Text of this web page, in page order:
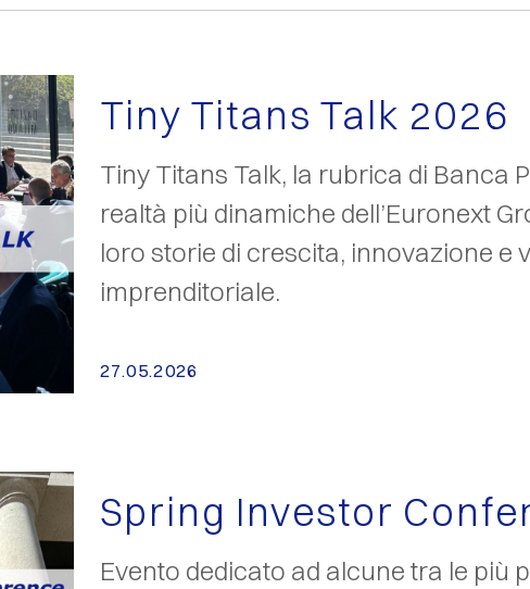
Tiny Titans Talk 2026
Tiny Titans Talk, la rubrica di Banca
realtà più dinamiche dell’Euronext
loro storie di crescita, innovazione e
imprenditoriale.
27.05.2026
Spring Investor
Evento dedicato ad alcune tra le più